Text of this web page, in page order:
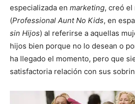
especializada en marketing, creó el
(Professional Aunt No Kids, en
sin Hijos) al referirse a aquellas
hijos bien porque no lo desean o
ha llegado el momento, pero que
satisfactoria relación con sus